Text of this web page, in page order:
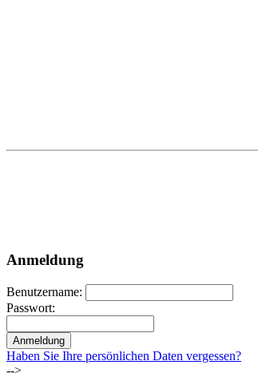
Anmeldung
Benutzername:
Passwort:
Haben Sie Ihre persönlichen Daten vergessen?
-->